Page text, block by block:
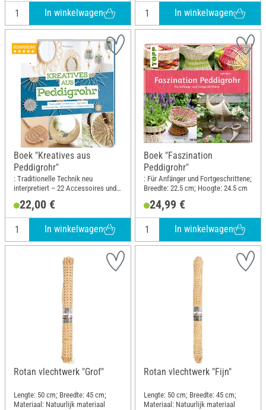
In winkelwagen In winkelwagen
Boek "Kreatives aus
Peddigrohr"
: Traditionelle Technik neu
interpretiert – 22 Accessoires und
Lengte: 22.5 cm; Breedte: 19.5 cm
22,00 €
In winkelwagen
Boek "Faszination
Peddigrohr"
: Für Anfänger und Fortgeschrittene;
Breedte: 22.5 cm; Hoogte: 24.5 cm
24,99 €
In winkelwagen
Rotan vlechtwerk "Grof"
Lengte: 50 cm; Breedte: 45 cm;
Materiaal: Natuurlijk materiaal
Rotan vlechtwerk "Fijn"
Lengte: 50 cm; Breedte: 45 cm;
Materiaal: Natuurlijk materiaal